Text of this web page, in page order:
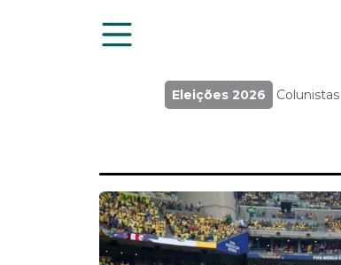
Eleições 2026 Colunistas